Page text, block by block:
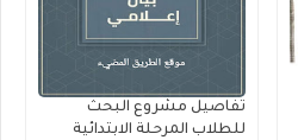
تفاصيل مشروع البحث
للطلاب المرحلة الابتدائية